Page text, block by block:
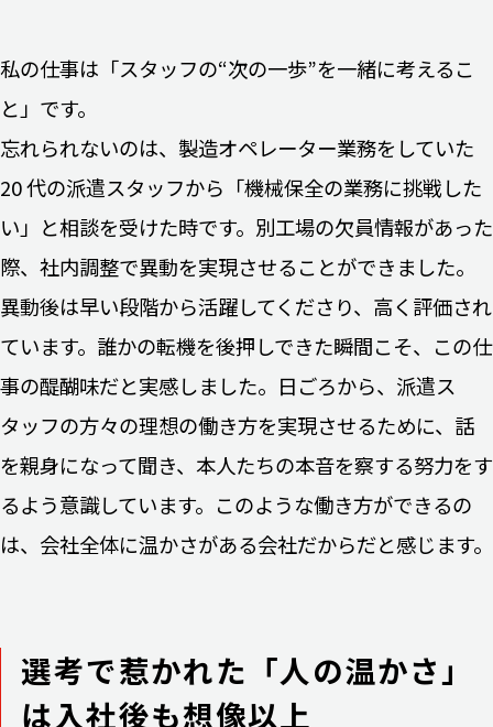
私の仕事は「スタッフの“次の一歩”を一緒に考えるこ
と」です。
忘れられないのは、製造オペレーター業務をしていた
20 代の派遣スタッフから「機械保全の業務に挑戦した
い」と相談を受けた時です。別工場の欠員情報があった
際、社内調整で異動を実現させることができました。
異動後は早い段階から活躍してくださり、高く評価され
ています。誰かの転機を後押しできた瞬間こそ、この仕
事の醍醐味だと実感しました。日ごろから、派遣ス
タッフの方々の理想の働き方を実現させるために、話
を親身になって聞き、本人たちの本音を察する努力をす
るよう意識しています。このような働き方ができるの
は、会社全体に温かさがある会社だからだと感じます。
選考で惹かれた「人の温かさ」
は入社後も想像以上